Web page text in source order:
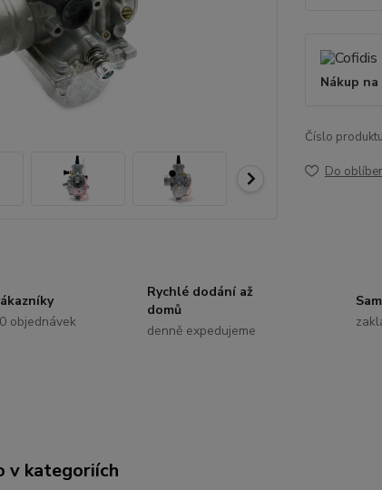
Nákup
Číslo
Do
objednávek
Rychlé dodání až
domů
denně expedujeme
v kategoriích